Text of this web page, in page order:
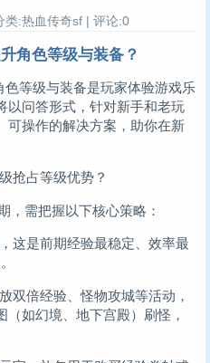
:热血传奇sf | 评论:0
角色等级与装备？
等级与装备是玩家体验游戏乐
以问答形式，针对新手和老玩
可操作的解决方案，助你在新
抢占等级优势？
，需把握以下核心策略：
这是前期经验最稳定、效率最
双倍经验、怪物攻城等活动，
如幻境、地下宫殿）刷怪，